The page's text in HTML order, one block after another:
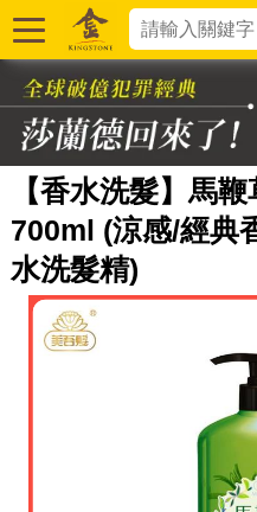
【香水洗髮】馬
700ml (涼感/經典
水洗髮精)